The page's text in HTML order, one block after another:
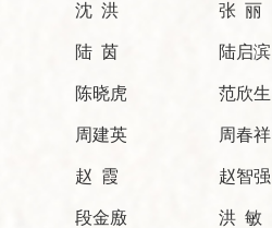
沈 洪 张 丽
陆 茵 陆启滨
陈晓虎 范欣生
周建英 周春祥
赵 霞 赵智强
段金廒 洪 敏